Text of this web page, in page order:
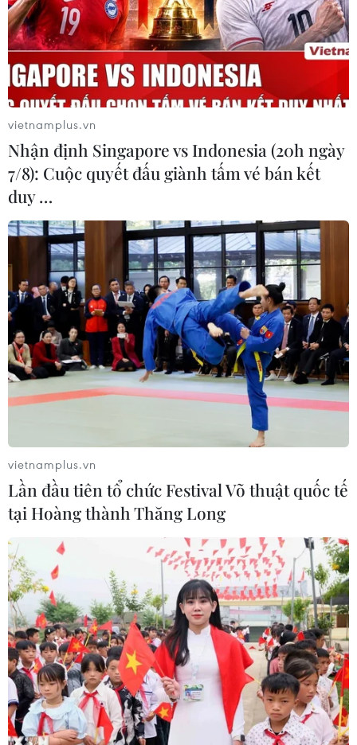
vietnamplus.vn
Nhận định Singapore vs Indonesia (20h ngày
7/8): Cuộc quyết đấu giành tấm vé bán kết
duy …
vietnamplus.vn
Lần đầu tiên tổ chức Festival Võ thuật quốc tế
tại Hoàng thành Thăng Long